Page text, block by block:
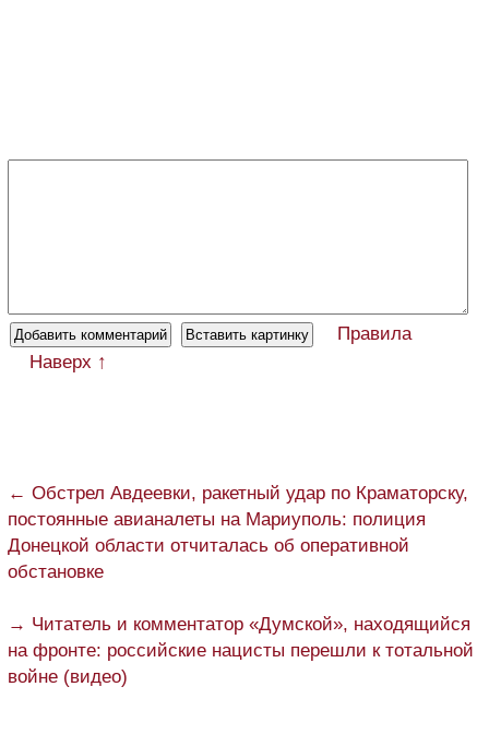
Правила
Наверх ↑
← Обстрел Авдеевки, ракетный удар по Краматорску,
постоянные авианалеты на Мариуполь: полиция
Донецкой области отчиталась об оперативной
обстановке
→ Читатель и комментатор «Думской», находящийся
на фронте: российские нацисты перешли к тотальной
войне (видео)